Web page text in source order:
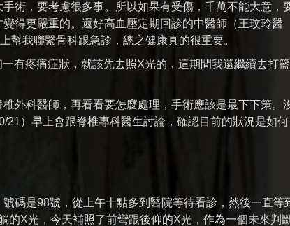
術，要考慮很多事。所以如果有受傷，千萬不能大意，
得更嚴重的。還好高血壓定期回診的中醫師（王玟玲醫
幫我聯繫骨科跟急診，總之健康真的很重要。
有疼痛症狀，就該先去照X光的，這期間我還繼續去打
外科醫師，再看看要怎麼處理，手術應該是最下下策。
）早上會跟脊椎專科醫生討論，確認目前的狀況是如
碼是98號，從上午十點多到醫院等待看診，然後一直等
的X光，今天補照了前彎跟後仰的X光，作為一個未來判